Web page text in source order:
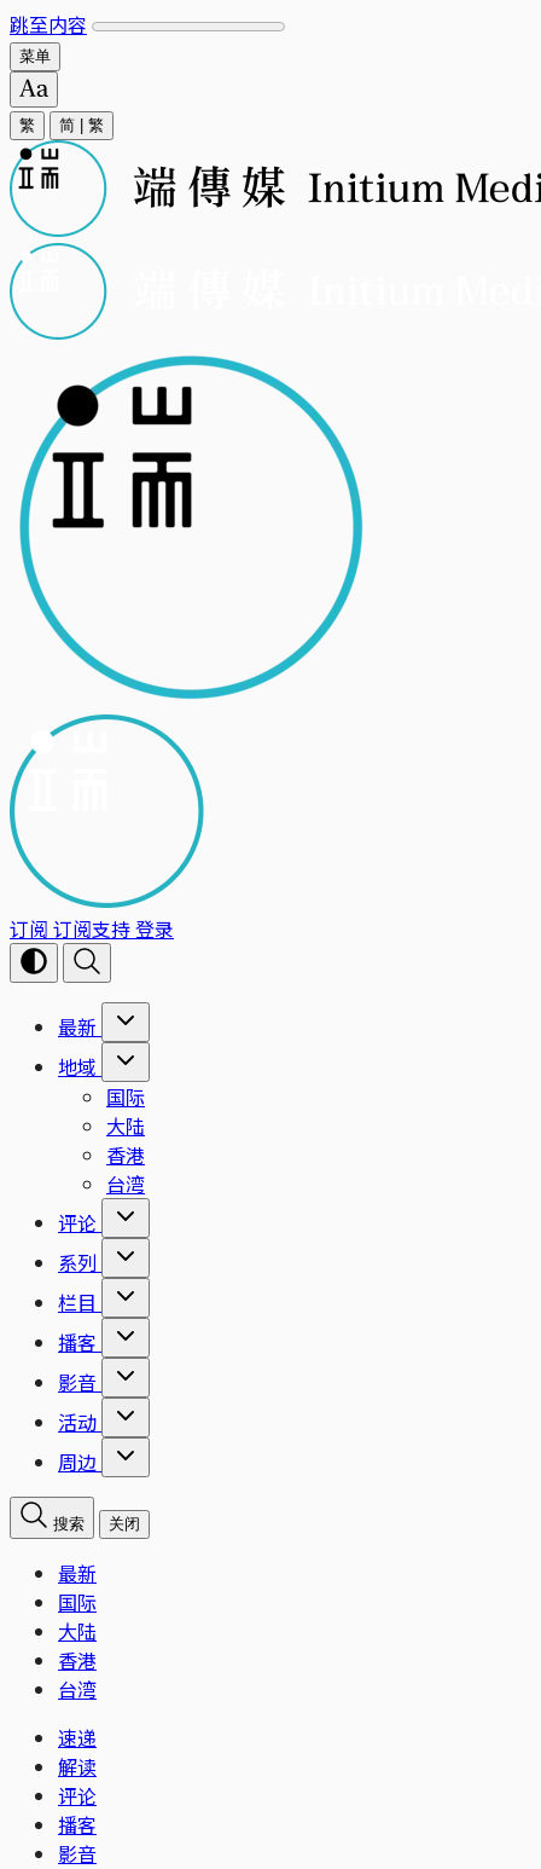
跳至内容
菜单
繁 简 繁
订阅 订阅支持登录
最新
地域
国际
大陆
香港
台湾
评论
系列
栏目
播客
影音
活动
周边
搜索 关闭
最新
国际
大陆
香港
台湾
速递
解读
评论
播客
影音